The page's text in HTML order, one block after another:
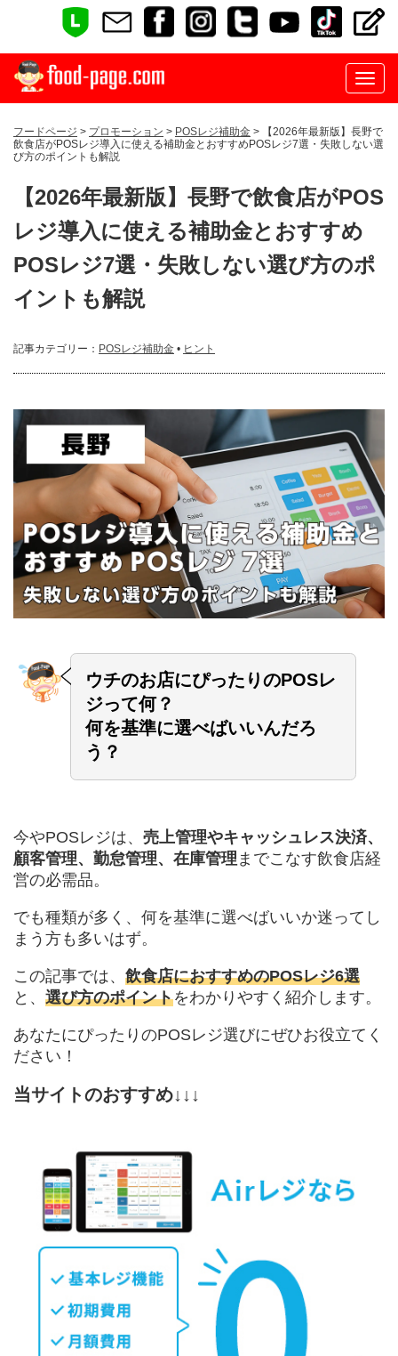
フードページ > プロモーション > POSレジ補助金 > 【2026年最新版】長野で
飲食店がPOSレジ導入に使える補助金とおすすめPOSレジ7選・失敗しない選
び方のポイントも解説
【2026年最新版】長野で飲食店がPOS
レジ導入に使える補助金とおすすめ
POSレジ7選・失敗しない選び方のポ
イントも解説
記事カテゴリー： POSレジ補助金 • ヒント
ウチのお店にぴったりのPOSレ
ジって何？
何を基準に選べばいいんだろ
う？
今やPOSレジは、 売上管理やキャッシュレス決済、
顧客管理、勤怠管理、在庫管理 までこなす飲食店経
営の必需品。
でも種類が多く、何を基準に選べばいいか迷ってし
まう方も多いはず。
この記事では、 飲食店におすすめのPOSレジ6選
と、 選び方のポイントをわかりやすく紹介します。
あなたにぴったりのPOSレジ選びにぜひお役立てく
ださい！
当サイトのおすすめ↓↓↓